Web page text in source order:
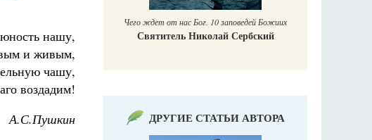
нашу,
и живым,
чашу,
воздадим!
А.С.Пушкин
Чего ждет от нас Бог. 10 заповедей Божиих
Святитель Николай Сербский
ДРУГИЕ СТАТЬИ АВТОРА